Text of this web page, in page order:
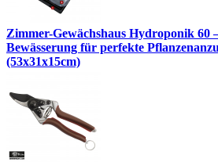
Zimmer-Gewächshaus Hydroponik 60
Bewässerung für perfekte
(53x31x15cm)